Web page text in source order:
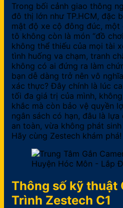
Trong bối cảnh giao thông
đô thị lớn như TP.HCM, đặc
mật độ xe cộ đông đúc, một
tô không còn là món “đồ
không thể thiếu của mọi tài
tình huống va chạm, tranh
không có ai đứng ra làm
bạn dễ dàng trở nên vô
xác thực? Đây chính là lúc
tối đa giá trị của mình,
khắc mà còn bảo vệ quyền
ngân sách có hạn, đâu là
an toàn, vừa không phát
Hãy cùng Zestech khám phá!
Thông số kỹ thuật
Trình Zestech C1